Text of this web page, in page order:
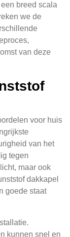
breed scala
we de
van deze
voor huis
van het
tegen
maar ook
dakkapel
goede staat
kunnen snel en